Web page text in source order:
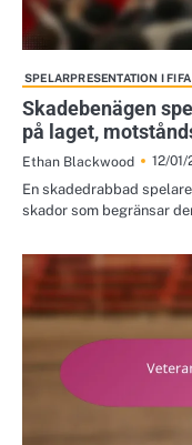
SPELARPRESENTATION I
Skadebenägen
på laget,
Ethan Blackwood
12/01/
En skadedrabbad
skador som begränsar